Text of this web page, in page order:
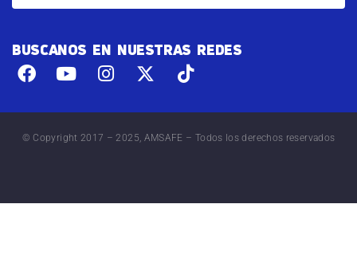
BUSCANOS EN NUESTRAS REDES
© Copyright 2017 – 2025, AMSAFE – Todos los derechos reservados